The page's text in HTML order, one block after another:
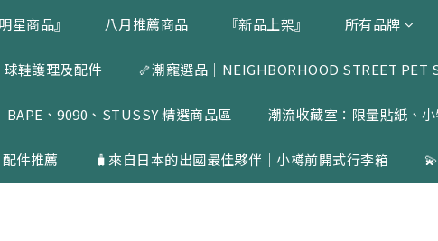
星商品』 八月推薦商品 『新品上架』 所有品牌
球鞋護理及配件 🦴潮寵選品｜NEIGHBORHOOD STREET PET
BAPE、9090、STUSSY 精選商品區 潮流收藏室：限量貼紙、
件推薦 🧳來自日本的出國最佳夥伴｜小樽前開式行李箱